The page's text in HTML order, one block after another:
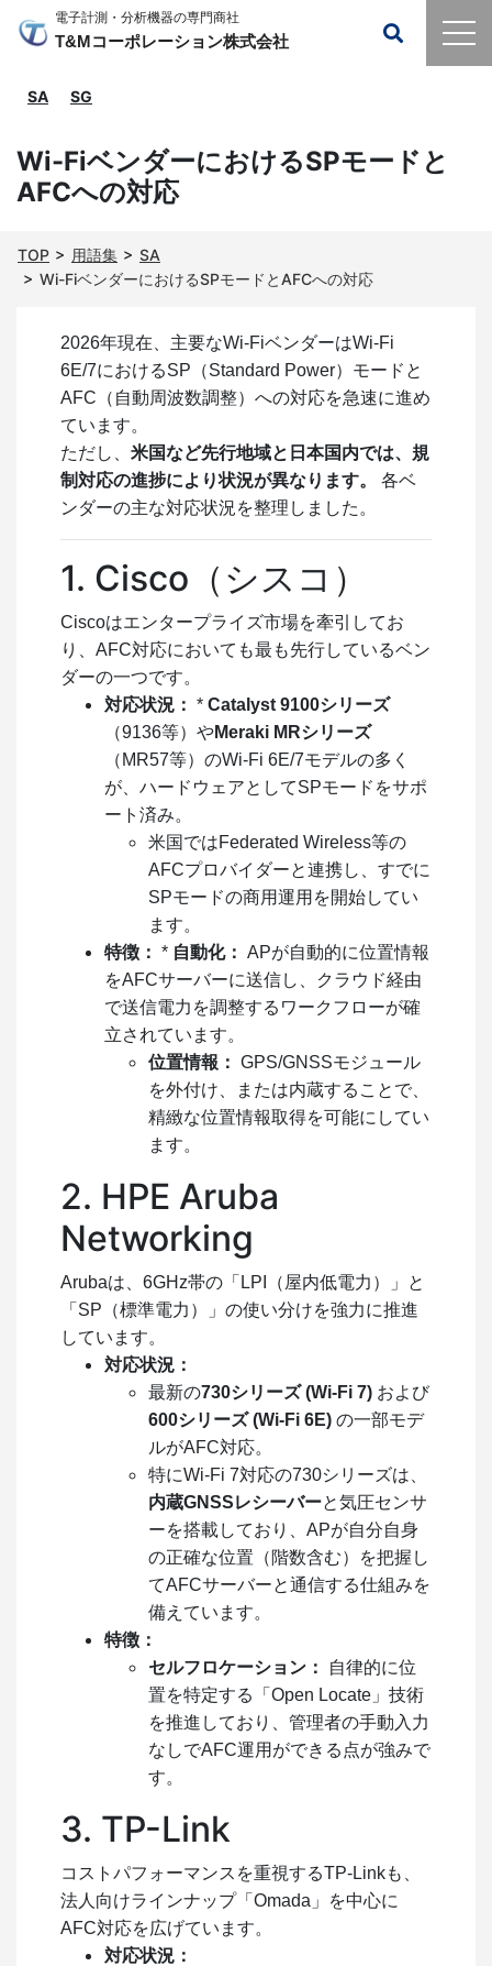
電子計測・分析機器の専門商社
T&Mコーポレーション株式会社
SA SG
Wi-FiベンダーにおけるSPモードと
AFCへの対応
TOP 用語集
SA
Wi-FiベンダーにおけるSPモードとAFCへの対応
2026年現在、主要なWi-FiベンダーはWi-Fi
6E/7におけるSP（Standard Power）モードと
AFC（自動周波数調整）への対応を急速に進め
ています。
ただし、 米国など先行地域と日本国内では、規
制対応の進捗により状況が異なります。
各ベ
ンダーの主な対応状況を整理しました。
1. Cisco（シスコ）
Ciscoはエンタープライズ市場を牽引してお
り、AFC対応においても最も先行しているベン
ダーの一つです。
対応状況： * Catalyst 9100シリーズ
（9136等）やMeraki MRシリーズ
（MR57等）のWi-Fi 6E/7モデルの多く
が、ハードウェアとしてSPモードをサポ
ート済み。
米国ではFederated Wireless等の
AFCプロバイダーと連携し、すでに
SPモードの商用運用を開始してい
ます。
特徴： * 自動化： APが自動的に位置情報
をAFCサーバーに送信し、クラウド経由
で送信電力を調整するワークフローが確
立されています。
位置情報： GPS/GNSSモジュール
を外付け、または内蔵することで、
精緻な位置情報取得を可能にしてい
ます。
2. HPE Aruba
Networking
Arubaは、6GHz帯の「LPI（屋内低電力）」と
「SP（標準電力）」の使い分けを強力に推進
しています。
対応状況：
最新の730シリーズ (Wi-Fi 7) および
600シリーズ (Wi-Fi 6E) の一部モデ
ルがAFC対応。
特にWi-Fi 7対応の730シリーズは、
内蔵GNSSレシーバーと気圧センサ
ーを搭載しており、APが自分自身
の正確な位置（階数含む）を把握し
てAFCサーバーと通信する仕組みを
備えています。
特徴：
セルフロケーション：
自律的に位
置を特定する「Open Locate」技術
を推進しており、管理者の手動入力
なしでAFC運用ができる点が強みで
す。
3. TP-Link
コストパフォーマンスを重視するTP-Linkも、
法人向けラインナップ「Omada」を中心に
AFC対応を広げています。
対応状況：